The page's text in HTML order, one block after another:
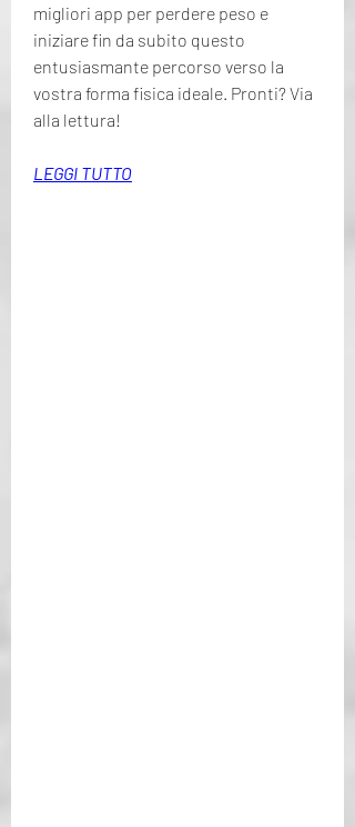
migliori app per perdere peso e
iniziare fin da subito questo
entusiasmante percorso verso la
vostra forma fisica ideale. Pronti? Via
alla lettura!
LEGGI TUTTO